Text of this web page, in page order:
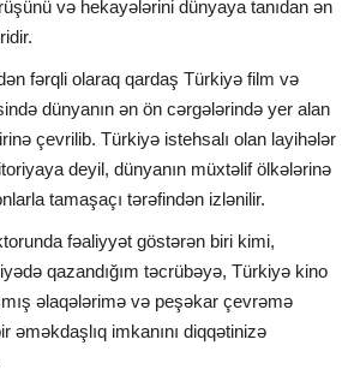
və hekayələrini dünyaya tanıdan ən
fərqli olaraq qardaş Türkiyə film və
dünyanın ən ön cərgələrində yer alan
çevrilib. Türkiyə istehsalı olan layihələr
deyil, dünyanın müxtəlif ölkələrinə
tamaşaçı tərəfindən izlənilir.
fəaliyyət göstərən biri kimi,
qazandığım təcrübəyə, Türkiyə kino
əlaqələrimə və peşəkar çevrəmə
əməkdaşlıq imkanını diqqətinizə